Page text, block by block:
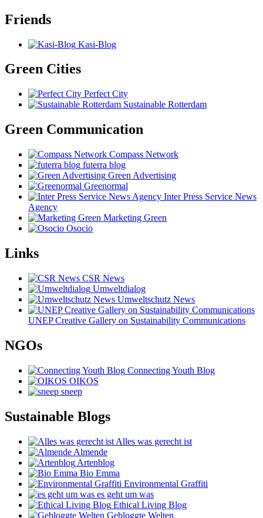
Friends
Kasi-Blog
Green Cities
Perfect City
Sustainable Rotterdam
Green Communication
Compass Network
futerra blog
Green Advertising
Greenormal
Inter Press Service News
Agency
Marketing Green
Osocio
Links
CSR News
Umweltdialog
Umweltschutz News
UNEP Creative Gallery on Sustainability Communications
NGOs
Connecting Youth Blog
OIKOS
sneep
Sustainable Blogs
Alles was gerecht ist
Almende
Artenblog
Bio Emma
Environmental Graffiti
es geht um was
Ethical Living Blog
Gebloggte Welten